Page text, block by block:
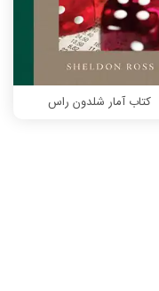
کتاب آمار شلدون راس